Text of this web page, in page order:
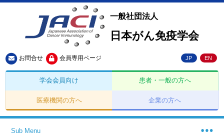
一般社団法人
日本がん免疫学会
お問合せ 会員専用ページ JP EN
学会会員向け 患者・一般の方へ
医療機関の方へ 企業の方へ
Sub Menu